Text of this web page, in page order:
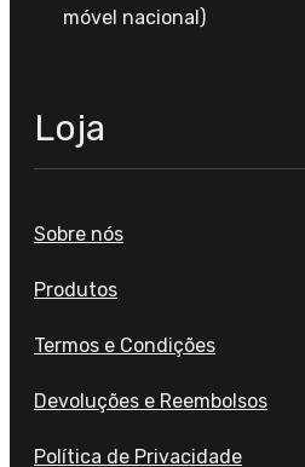
móvel nacional)
Loja
Sobre nós
Produtos
Termos e Condições
Devoluções e Reembolsos
Política de Privacidade